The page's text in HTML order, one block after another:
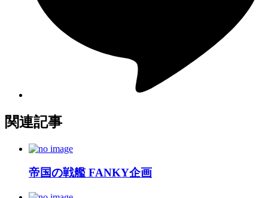
関連記事
帝国の戦艦 FANKY企画